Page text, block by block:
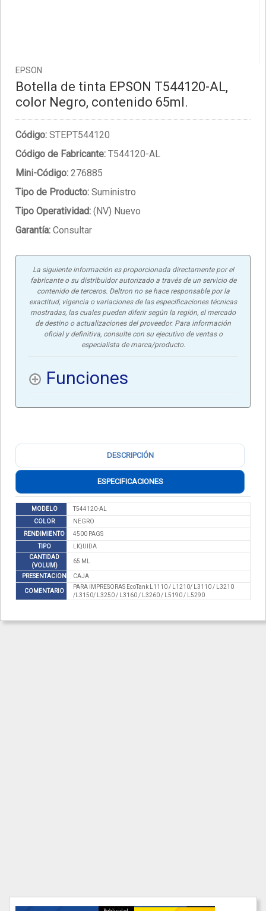
EPSON
Botella de tinta EPSON T544120-AL,
color Negro, contenido 65ml.
Código: STEPT544120
Código de Fabricante: T544120-AL
Mini-Código: 276885
Tipo de Producto: Suministro
Tipo Operatividad: (NV) Nuevo
Garantía: Consultar
La siguiente información es proporcionada directamente por el
fabricante o su distribuidor autorizado a través de un servicio de
contenido de terceros. Deltron no se hace responsable por la
exactitud, vigencia o variaciones de las especificaciones técnicas
mostradas, las cuales pueden diferir según la región, el mercado
de destino o actualizaciones del proveedor. Para información
oficial y definitiva, consulte con su ejecutivo de ventas o
especialista de marca/producto.
Funciones
DESCRIPCIÓN
ESPECIFICACIONES
MODELO
T544120-AL
COLOR
NEGRO
RENDIMIENTO
4500 PAGS
TIPO
LIQUIDA
CANTIDAD
(VOLUM)
65 ML
PRESENTACION CAJA
COMENTARIO
PARA IMPRESORAS EcoTank L1110 / L1210/ L3110 / L3210
/L3150/ L3250 / L3160 / L3260 / L5190 / L5290